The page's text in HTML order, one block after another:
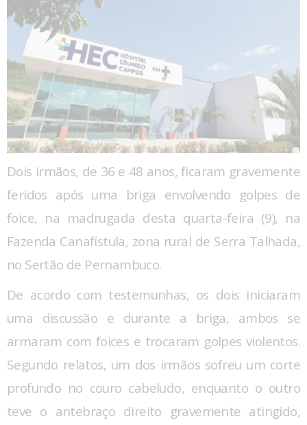
Dois irmãos, de 36 e 48 anos, ficaram gravemente
feridos após uma briga envolvendo golpes de
foice, na madrugada desta quarta-feira (9), na
Fazenda Canafístula, zona rural de Serra Talhada,
no Sertão de Pernambuco.
De acordo com testemunhas, os dois iniciaram
uma discussão e durante a briga, ambos se
armaram com foices e trocaram golpes violentos.
Segundo relatos, um dos irmãos sofreu um corte
profundo no couro cabeludo, enquanto o outro
teve o antebraço direito gravemente atingido,